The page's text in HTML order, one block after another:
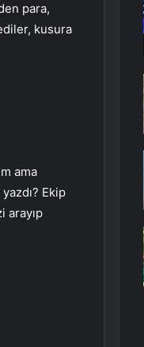
para,
kusura
ama
Ekip
arayıp